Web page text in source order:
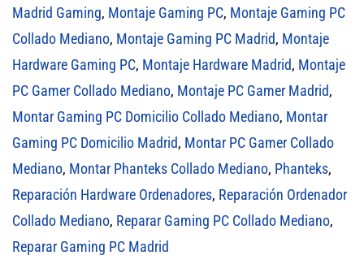
Madrid Gaming, Montaje Gaming PC, Montaje Gaming PC
Collado Mediano, Montaje Gaming PC Madrid, Montaje
Hardware Gaming PC, Montaje Hardware Madrid, Montaje
PC Gamer Collado Mediano, Montaje PC Gamer Madrid,
Montar Gaming PC Domicilio Collado Mediano, Montar
Gaming PC Domicilio Madrid, Montar PC Gamer Collado
Mediano, Montar Phanteks Collado Mediano, Phanteks,
Reparación Hardware Ordenadores, Reparación Ordenador
Collado Mediano, Reparar Gaming PC Collado Mediano,
Reparar Gaming PC Madrid